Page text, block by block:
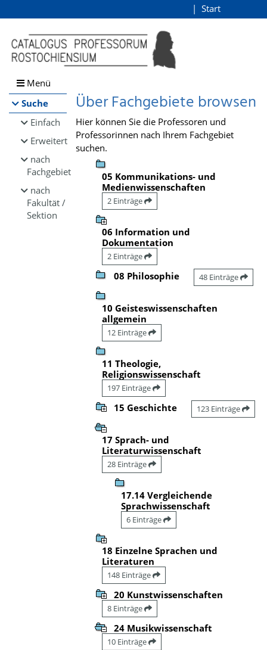
Browsen
direkt zum Inhalt
Start
Menü
Suche
Einfach
Erweitert
nach
Fachgebiet
nach
Fakultät /
Sektion
Über Fachgebiete browsen
Hier können Sie die Professoren und
Professorinnen nach Ihrem Fachgebiet
suchen.
05 Kommunikations- und
Medienwissenschaften
2 Einträge
06 Information und
Dokumentation
2 Einträge
08 Philosophie 48 Einträge
10 Geisteswissenschaften
allgemein
12 Einträge
11 Theologie,
Religionswissenschaft
197 Einträge
15 Geschichte 123 Einträge
17 Sprach- und
Literaturwissenschaft
28 Einträge
17.14 Vergleichende
Sprachwissenschaft
6 Einträge
18 Einzelne Sprachen und
Literaturen
148 Einträge
20 Kunstwissenschaften
8 Einträge
24 Musikwissenschaft
10 Einträge